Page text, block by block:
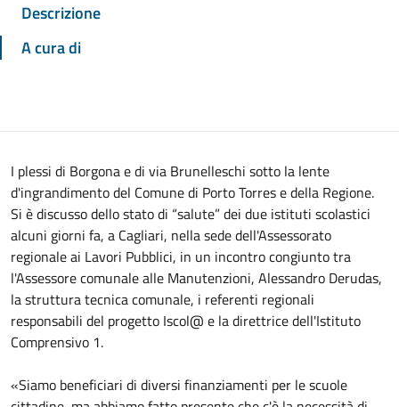
Descrizione
A cura di
I plessi di Borgona e di via Brunelleschi sotto la lente
d'ingrandimento del Comune di Porto Torres e della Regione.
Si è discusso dello stato di “salute” dei due istituti scolastici
alcuni giorni fa, a Cagliari, nella sede dell'Assessorato
regionale ai Lavori Pubblici, in un incontro congiunto tra
l'Assessore comunale alle Manutenzioni, Alessandro Derudas,
la struttura tecnica comunale, i referenti regionali
responsabili del progetto Iscol@ e la direttrice dell'Istituto
Comprensivo 1.
«Siamo beneficiari di diversi finanziamenti per le scuole